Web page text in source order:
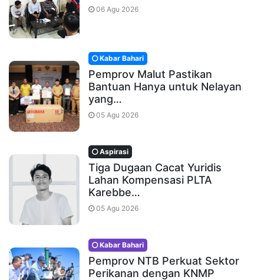
06 Agu 2026
Kabar Bahari
Pemprov Malut Pastikan
Bantuan Hanya untuk Nelayan
yang…
05 Agu 2026
Aspirasi
Tiga Dugaan Cacat Yuridis
Lahan Kompensasi PLTA
Karebbe…
05 Agu 2026
Kabar Bahari
Pemprov NTB Perkuat Sektor
Perikanan dengan KNMP